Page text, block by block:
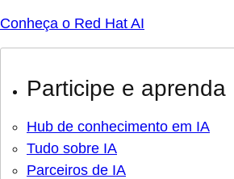
Conheça o Red Hat AI
Participe e aprenda
Hub de conhecimento em IA
Tudo sobre IA
Parceiros de IA